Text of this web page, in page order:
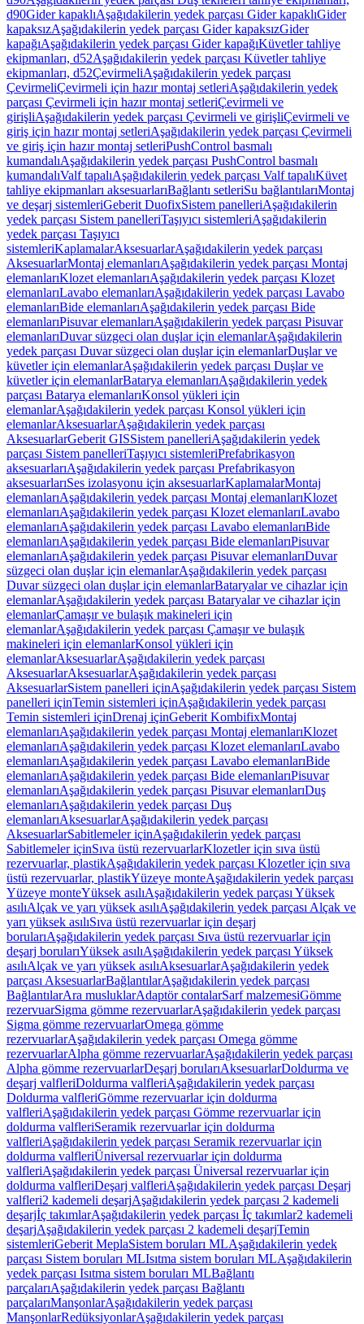
d90Gider kapaklıAşağıdakilerin yedek parçası Gider kapaklıGider
kapaksızAşağıdakilerin yedek parçası Gider kapaksızGider
kapağıAşağıdakilerin yedek parçası Gider kapağıKüvetler tahliye
ekipmanları, d52Aşağıdakilerin yedek parçası Küvetler tahliye
ekipmanları, d52ÇevirmeliAşağıdakilerin yedek parçası
ÇevirmeliÇevirmeli için hazır montaj setleriAşağıdakilerin yedek
parçası Çevirmeli için hazır montaj setleriÇevirmeli ve
girişliAşağıdakilerin yedek parçası Çevirmeli ve girişliÇevirmeli ve
giriş için hazır montaj setleriAşağıdakilerin yedek parçası Çevirmeli
ve giriş için hazır montaj setleriPushControl basmalı
kumandalıAşağıdakilerin yedek parçası PushControl basmalı
kumandalıValf tapalıAşağıdakilerin yedek parçası Valf tapalıKüvet
tahliye ekipmanları aksesuarlarıBağlantı setleriSu bağlantılarıMontaj
ve deşarj sistemleriGeberit DuofixSistem panelleriAşağıdakilerin
yedek parçası Sistem panelleriTaşıyıcı sistemleriAşağıdakilerin
yedek parçası Taşıyıcı
sistemleriKaplamalarAksesuarlarAşağıdakilerin yedek parçası
AksesuarlarMontaj elemanlarıAşağıdakilerin yedek parçası Montaj
elemanlarıKlozet elemanlarıAşağıdakilerin yedek parçası Klozet
elemanlarıLavabo elemanlarıAşağıdakilerin yedek parçası Lavabo
elemanlarıBide elemanlarıAşağıdakilerin yedek parçası Bide
elemanlarıPisuvar elemanlarıAşağıdakilerin yedek parçası Pisuvar
elemanlarıDuvar süzgeci olan duşlar için elemanlarAşağıdakilerin
yedek parçası Duvar süzgeci olan duşlar için elemanlarDuşlar ve
küvetler için elemanlarAşağıdakilerin yedek parçası Duşlar ve
küvetler için elemanlarBatarya elemanlarıAşağıdakilerin yedek
parçası Batarya elemanlarıKonsol yükleri için
elemanlarAşağıdakilerin yedek parçası Konsol yükleri için
elemanlarAksesuarlarAşağıdakilerin yedek parçası
AksesuarlarGeberit GISSistem panelleriAşağıdakilerin yedek
parçası Sistem panelleriTaşıyıcı sistemleriPrefabrikasyon
aksesuarlarıAşağıdakilerin yedek parçası Prefabrikasyon
aksesuarlarıSes izolasyonu için aksesuarlarKaplamalarMontaj
elemanlarıAşağıdakilerin yedek parçası Montaj elemanlarıKlozet
elemanlarıAşağıdakilerin yedek parçası Klozet elemanlarıLavabo
elemanlarıAşağıdakilerin yedek parçası Lavabo elemanlarıBide
elemanlarıAşağıdakilerin yedek parçası Bide elemanlarıPisuvar
elemanlarıAşağıdakilerin yedek parçası Pisuvar elemanlarıDuvar
süzgeci olan duşlar için elemanlarAşağıdakilerin yedek parçası
Duvar süzgeci olan duşlar için elemanlarBataryalar ve cihazlar için
elemanlarAşağıdakilerin yedek parçası Bataryalar ve cihazlar için
elemanlarÇamaşır ve bulaşık makineleri için
elemanlarAşağıdakilerin yedek parçası Çamaşır ve bulaşık
makineleri için elemanlarKonsol yükleri için
elemanlarAksesuarlarAşağıdakilerin yedek parçası
AksesuarlarAksesuarlarAşağıdakilerin yedek parçası
AksesuarlarSistem panelleri içinAşağıdakilerin yedek parçası Sistem
panelleri içinTemin sistemleri içinAşağıdakilerin yedek parçası
Temin sistemleri içinDrenaj içinGeberit KombifixMontaj
elemanlarıAşağıdakilerin yedek parçası Montaj elemanlarıKlozet
elemanlarıAşağıdakilerin yedek parçası Klozet elemanlarıLavabo
elemanlarıAşağıdakilerin yedek parçası Lavabo elemanlarıBide
elemanlarıAşağıdakilerin yedek parçası Bide elemanlarıPisuvar
elemanlarıAşağıdakilerin yedek parçası Pisuvar elemanlarıDuş
elemanlarıAşağıdakilerin yedek parçası Duş
elemanlarıAksesuarlarAşağıdakilerin yedek parçası
AksesuarlarSabitlemeler içinAşağıdakilerin yedek parçası
Sabitlemeler içinSıva üstü rezervuarlarKlozetler için sıva üstü
rezervuarlar, plastikAşağıdakilerin yedek parçası Klozetler için sıva
üstü rezervuarlar, plastikYüzeye monteAşağıdakilerin yedek parçası
Yüzeye monteYüksek asılıAşağıdakilerin yedek parçası Yüksek
asılıAlçak ve yarı yüksek asılıAşağıdakilerin yedek parçası Alçak ve
yarı yüksek asılıSıva üstü rezervuarlar için deşarj
borularıAşağıdakilerin yedek parçası Sıva üstü rezervuarlar için
deşarj borularıYüksek asılıAşağıdakilerin yedek parçası Yüksek
asılıAlçak ve yarı yüksek asılıAksesuarlarAşağıdakilerin yedek
parçası AksesuarlarBağlantılarAşağıdakilerin yedek parçası
BağlantılarAra musluklarAdaptör contalarSarf malzemesiGömme
rezervuarSigma gömme rezervuarlarAşağıdakilerin yedek parçası
Sigma gömme rezervuarlarOmega gömme
rezervuarlarAşağıdakilerin yedek parçası Omega gömme
rezervuarlarAlpha gömme rezervuarlarAşağıdakilerin yedek parçası
Alpha gömme rezervuarlarDeşarj borularıAksesuarlarDoldurma ve
deşarj valfleriDoldurma valfleriAşağıdakilerin yedek parçası
Doldurma valfleriGömme rezervuarlar için doldurma
valfleriAşağıdakilerin yedek parçası Gömme rezervuarlar için
doldurma valfleriSeramik rezervuarlar için doldurma
valfleriAşağıdakilerin yedek parçası Seramik rezervuarlar için
doldurma valfleriÜniversal rezervuarlar için doldurma
valfleriAşağıdakilerin yedek parçası Üniversal rezervuarlar için
doldurma valfleriDeşarj valfleriAşağıdakilerin yedek parçası Deşarj
valfleri2 kademeli deşarjAşağıdakilerin yedek parçası 2 kademeli
deşarjİç takımlarAşağıdakilerin yedek parçası İç takımlar2 kademeli
deşarjAşağıdakilerin yedek parçası 2 kademeli deşarjTemin
sistemleriGeberit MeplaSistem boruları MLAşağıdakilerin yedek
parçası Sistem boruları MLIsıtma sistem boruları MLAşağıdakilerin
yedek parçası Isıtma sistem boruları MLBağlantı
parçalarıAşağıdakilerin yedek parçası Bağlantı
parçalarıManşonlarAşağıdakilerin yedek parçası
ManşonlarRedüksiyonlarAşağıdakilerin yedek parçası